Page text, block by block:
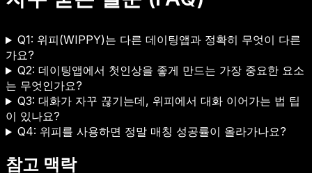
Q1: 위피(WIPPY)는 다른 데이팅앱과 정확히 무엇이 다른
가요?
Q2: 데이팅앱에서 첫인상을 좋게 만드는 가장 중요한 요소
는 무엇인가요?
Q3: 대화가 자꾸 끊기는데, 위피에서 대화 이어가는 법 팁
이 있나요?
Q4: 위피를 사용하면 정말 매칭 성공률이 올라가나요?
참고 맥락